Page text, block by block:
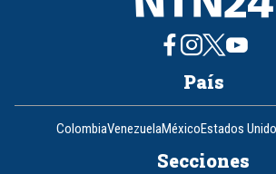
País
ColombiaVenezuelaMéxicoEstados
Secciones